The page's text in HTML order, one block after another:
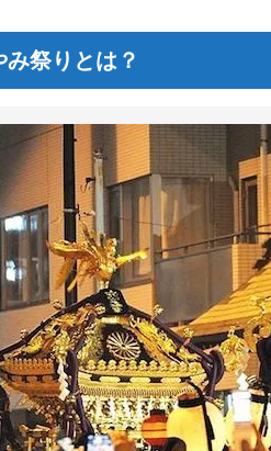
み祭りとは？